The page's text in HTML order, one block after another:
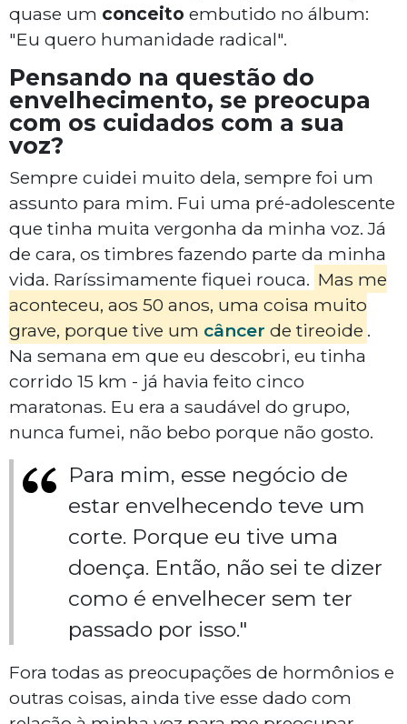
quase um conceito embutido no álbum:
"Eu quero humanidade radical".
Pensando na questão do
envelhecimento, se preocupa
com os cuidados com a sua
voz?
Sempre cuidei muito dela, sempre foi um
assunto para mim. Fui uma pré-adolescente
que tinha muita vergonha da minha voz. Já
de cara, os timbres fazendo parte da minha
vida. Raríssimamente fiquei rouca. Mas me
aconteceu, aos 50 anos, uma coisa muito
grave, porque tive um câncer de tireoide .
Na semana em que eu descobri, eu tinha
corrido 15 km - já havia feito cinco
maratonas. Eu era a saudável do grupo,
nunca fumei, não bebo porque não gosto.
Para mim, esse negócio de
estar envelhecendo teve um
corte. Porque eu tive uma
doença. Então, não sei te dizer
como é envelhecer sem ter
passado por isso."
Fora todas as preocupações de hormônios e
outras coisas, ainda tive esse dado com